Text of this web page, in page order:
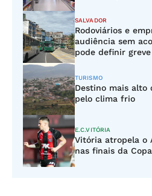
SALVADOR
Rodoviários e
audiência sem
pode definir greve
TURISMO
Destino mais alto
pelo clima frio
E.C.VITÓRIA
Vitória atropela o
nas finais da